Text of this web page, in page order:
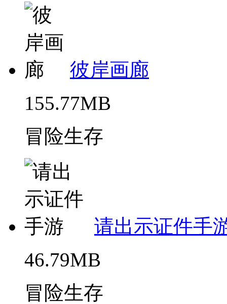
彼岸画廊
155.77MB
冒险生存
请出示证件手
46.79MB
冒险生存